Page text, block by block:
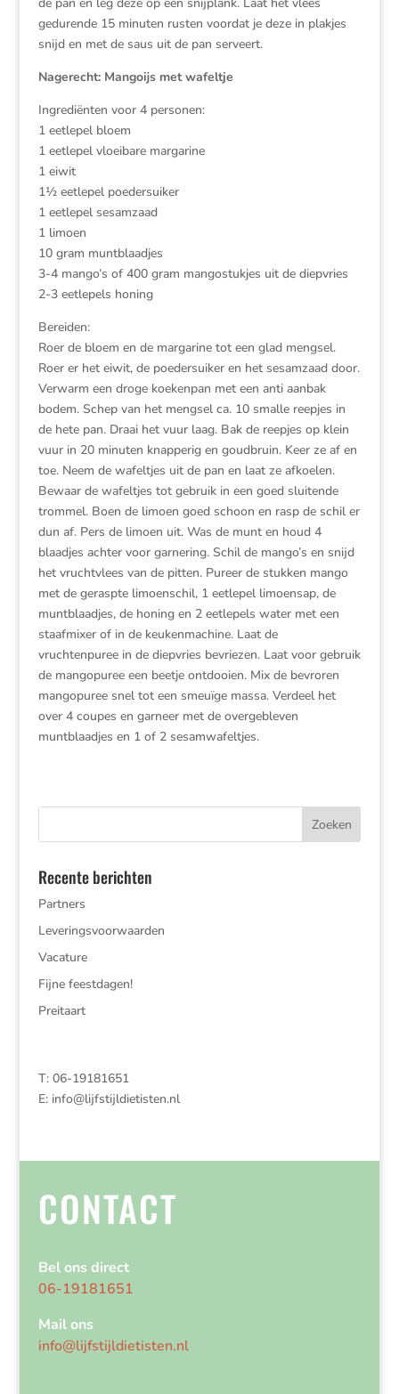
gedurende 15 minuten rusten voordat je deze in plakjes
snijd en met de saus uit de pan serveert.
Nagerecht: Mangoijs met wafeltje
Ingrediënten voor 4 personen:
1 eetlepel bloem
1 eetlepel vloeibare margarine
1 eiwit
1½ eetlepel poedersuiker
1 eetlepel sesamzaad
1 limoen
10 gram muntblaadjes
3-4 mango’s of 400 gram mangostukjes uit de diepvries
2-3 eetlepels honing
Bereiden:
Roer de bloem en de margarine tot een glad mengsel.
Roer er het eiwit, de poedersuiker en het sesamzaad door.
Verwarm een droge koekenpan met een anti aanbak
bodem. Schep van het mengsel ca. 10 smalle reepjes in
de hete pan. Draai het vuur laag. Bak de reepjes op klein
vuur in 20 minuten knapperig en goudbruin. Keer ze af en
toe. Neem de wafeltjes uit de pan en laat ze afkoelen.
Bewaar de wafeltjes tot gebruik in een goed sluitende
trommel. Boen de limoen goed schoon en rasp de schil er
dun af. Pers de limoen uit. Was de munt en houd 4
blaadjes achter voor garnering. Schil de mango’s en snijd
het vruchtvlees van de pitten. Pureer de stukken mango
met de geraspte limoenschil, 1 eetlepel limoensap, de
muntblaadjes, de honing en 2 eetlepels water met een
staafmixer of in de keukenmachine. Laat de
vruchtenpuree in de diepvries bevriezen. Laat voor gebruik
de mangopuree een beetje ontdooien. Mix de bevroren
mangopuree snel tot een smeuïge massa. Verdeel het
over 4 coupes en garneer met de overgebleven
muntblaadjes en 1 of 2 sesamwafeltjes.
Recente berichten
Partners
Leveringsvoorwaarden
Vacature
Fijne feestdagen!
Preitaart
T: 06-19181651
E: info@lijfstijldietisten.nl
CONTACT
Bel ons direct
06-19181651
Mail ons
info@lijfstijldietisten.nl